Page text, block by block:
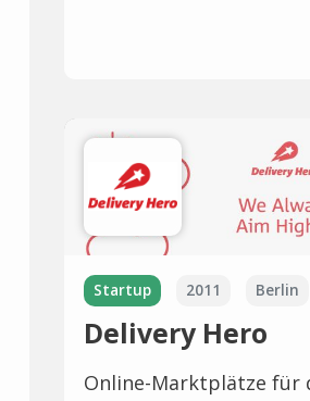
Startup 2011 Berlin
Delivery Hero
Online-Marktplätze für